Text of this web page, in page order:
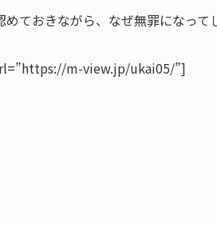
ておきながら、なぜ無罪になって
m-view.jp/ukai05/”]